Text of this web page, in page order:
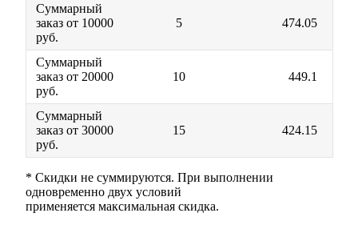
Суммарный
заказ от 10000
руб.
5 474.05
Суммарный
заказ от 20000
руб.
10 449.1
Суммарный
заказ от 30000
руб.
15 424.15
* Скидки не суммируются. При выполнении
одновременно двух условий
применяется максимальная скидка.